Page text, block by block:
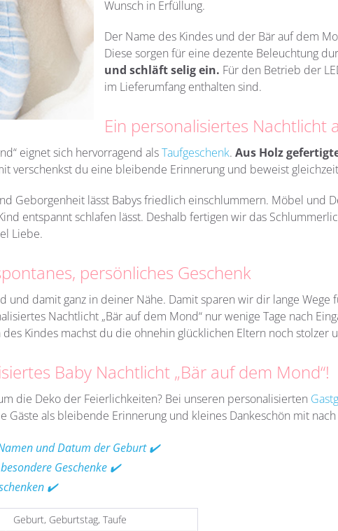
Wunsch in Erfüllung.
Der Name des Kindes und der Bär auf dem
Diese sorgen für eine dezente Beleuchtung
und schläft selig ein. Für den Betrieb der
im Lieferumfang enthalten sind.
Ein personalisiertes Nachtlicht
eignet sich hervorragend alsTaufgeschenk. Aus Holz
verschenkst du eine bleibende Erinnerung und beweist
Geborgenheit lässt Babys friedlich einschlummern. Möbel und
entspannt schlafen lässt. Deshalb fertigen wir das
Liebe.
persönliches Geschenk
und damit ganz in deiner Nähe. Damit sparen wir dir lange Wege
Nachtlicht „Bär auf dem Mond“ nur wenige Tage nach
Kindes machst du die ohnehin glücklichen Eltern noch stolzer
Baby Nachtlicht „Bär auf dem Mond“!
die Deko der Feierlichkeiten? Bei unseren personalisierten
Gäste als bleibende Erinnerung und kleines Dankeschön mit
und Datum der Geburt ✔️
Geschenke ✔️
✔️
Geburt, Geburtstag, Taufe